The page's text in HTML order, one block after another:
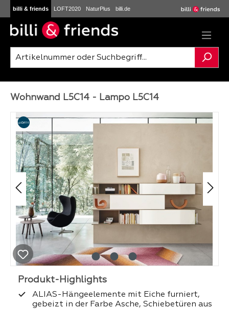
Zum Hauptinhalt springen
billi & friends LOFT2020 NaturPlus billi.de
Bildergalerie überspringen
Wohnwand L5C14 - Lampo L5C14
ALIAS-Hängeelemente mit Eiche furniert,
gebeizt in der Farbe Asche, Schiebetüren aus